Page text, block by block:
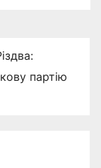
партію